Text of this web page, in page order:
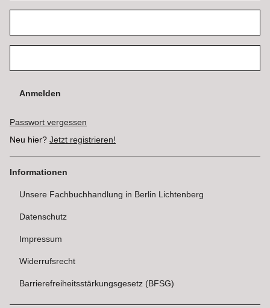
Anmelden
Passwort vergessen
Neu hier? Jetzt registrieren!
Informationen
Unsere Fachbuchhandlung in Berlin Lichtenberg
Datenschutz
Impressum
Widerrufsrecht
Barrierefreiheitsstärkungsgesetz (BFSG)